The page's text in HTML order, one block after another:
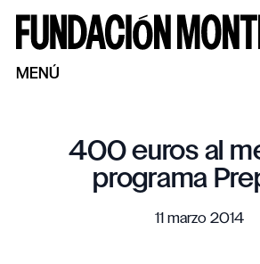
MENÚ
400 euros al
programa
11 marzo 2014